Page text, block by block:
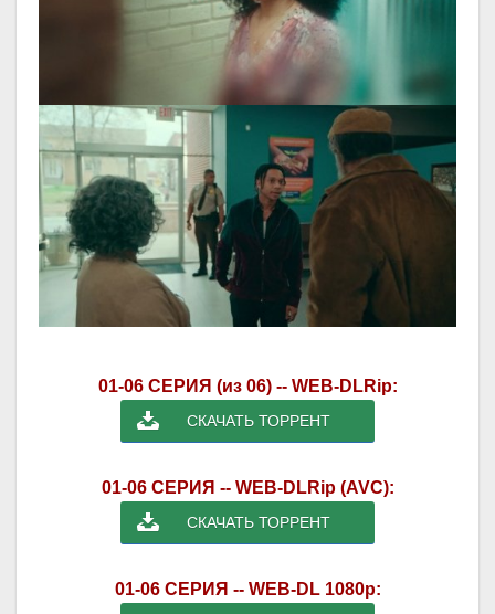
01-06 СЕРИЯ (из 06) -- WEB-DLRip:
СКАЧАТЬ ТОРРЕНТ
01-06 СЕРИЯ -- WEB-DLRip (AVC):
СКАЧАТЬ ТОРРЕНТ
01-06 СЕРИЯ -- WEB-DL 1080p: